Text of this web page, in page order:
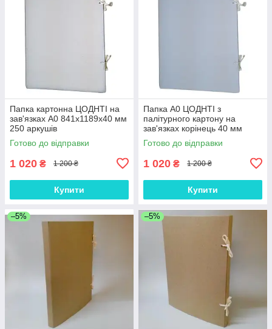
Папка картонна ЦОДНТІ на
зав'язках А0 841х1189х40 мм
250 аркушів
Готово до відправки
1 020 ₴ 1 200 ₴
Купити
Папка А0 ЦОДНТІ з
палітурного картону на
зав'язках корінець 40 мм
Готово до відправки
1 020 ₴ 1 200 ₴
Купити
–5% –5%